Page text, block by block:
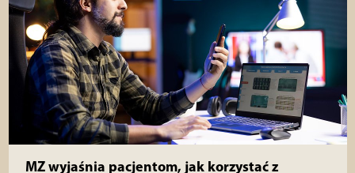
MZ wyjaśnia pacjentom, jak korzystać z